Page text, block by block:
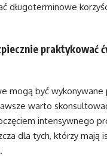
długoterminowe
praktykować
mogą być wykonywane
warto
intensywnego
dla tych, którzy mają